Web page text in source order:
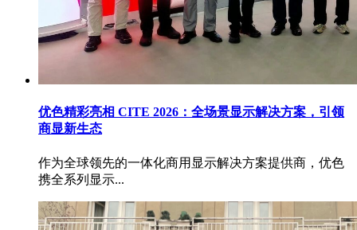
优色精彩亮相 CITE 2026：全场景显示解决方案，引领
商显新生态
作为全球领先的一体化商用显示解决方案提供商，优色
携全系列显示...